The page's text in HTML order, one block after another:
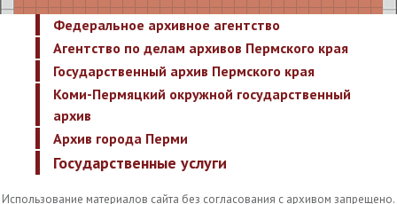
Федеральное архивное агентство
Агентство по делам архивов Пермского края
Государственный архив Пермского края
Коми-Пермяцкий окружной государственный
архив
Архив города Перми
Государственные услуги
Использование материалов сайта без согласования с архивом запрещено.